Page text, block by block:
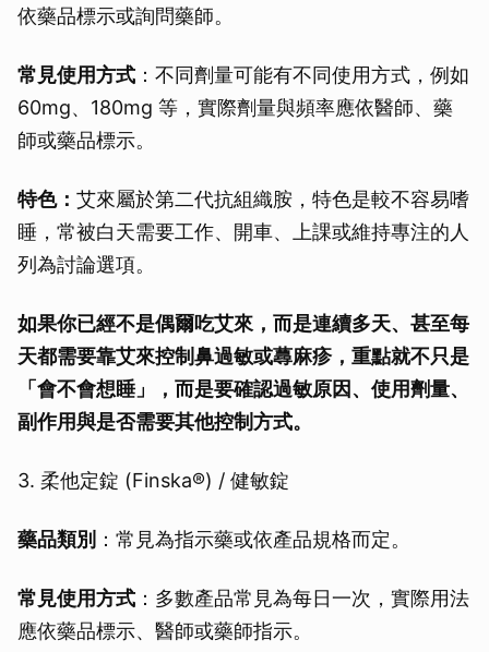
依藥品標示或詢問藥師。
常見使用方式 ：不同劑量可能有不同使用方式，例如
60mg、180mg 等，實際劑量與頻率應依醫師、藥
師或藥品標示。
特色： 艾來屬於第二代抗組織胺，特色是較不容易嗜
睡，常被白天需要工作、開車、上課或維持專注的人
列為討論選項。
如果你已經不是偶爾吃艾來，而是連續多天、甚至每
天都需要靠艾來控制鼻過敏或蕁麻疹，重點就不只是
「會不會想睡」，而是要確認過敏原因、使用劑量、
副作用與是否需要其他控制方式。
3. 柔他定錠 (Finska®) / 健敏錠
藥品類別 ：常見為指示藥或依產品規格而定。
常見使用方式 ：多數產品常見為每日一次，實際用法
應依藥品標示、醫師或藥師指示。
取消